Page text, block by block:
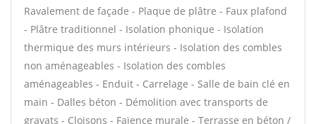
Ravalement de façade - Plaque de plâtre - Faux plafond
- Plâtre traditionnel - Isolation phonique - Isolation
thermique des murs intérieurs - Isolation des combles
non aménageables - Isolation des combles
aménageables - Enduit - Carrelage - Salle de bain clé en
main - Dalles béton - Démolition avec transports de
gravats - Cloisons - Faïence murale - Terrasse en béton /